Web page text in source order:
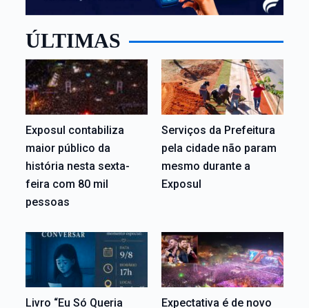
ÚLTIMAS
Exposul contabiliza
maior público da
história nesta sexta-
feira com 80 mil
pessoas
Serviços da Prefeitura
pela cidade não param
mesmo durante a
Exposul
Livro “Eu Só Queria
Expectativa é de novo